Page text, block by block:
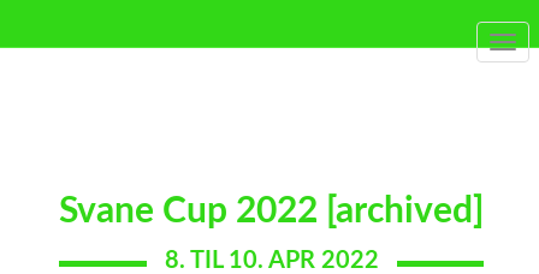
Svane Cup 2022 [archived]
8. TIL 10. APR 2022